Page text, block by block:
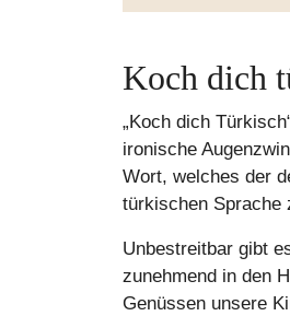
Koch dich
„Koch dich
ironische
Wort, welches der
türkischen Sprache
Unbestreitbar gibt
zunehmend in den
Genüssen unsere